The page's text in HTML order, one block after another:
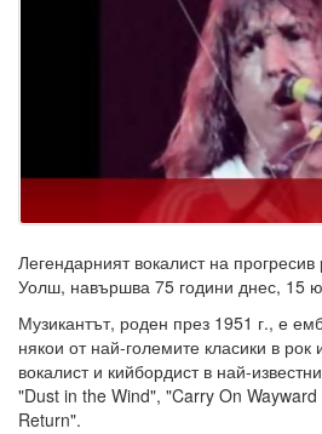
Легендарният вокалист на
Уолш, навършва 75 години днес, 15
Музикантът, роден през 1951 г., е
някои от най-големите класики в
вокалист и кийбордист в най-
"Dust in the Wind", "Carry On
Return".